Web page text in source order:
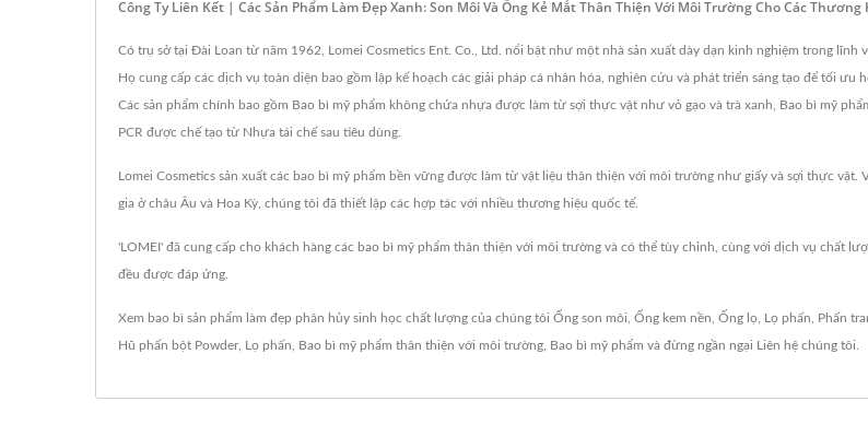
Công Ty Liên Kết | Các Sản Phẩm Làm Đẹp Xanh: Son Môi Và Ống Kẻ Mắt Thân Thiện Với Môi Trường Cho Các
Có trụ sở tại Đài Loan từ năm 1962, Lomei Cosmetics Ent. Co., Ltd. nổi bật như một nhà sản xuất dày dạn kinh nghiệm trong
Họ cung cấp các dịch vụ toàn diện bao gồm lập kế hoạch các giải pháp cá nhân hóa, nghiên cứu và phát triển sáng tạo để tối
Các sản phẩm chính bao gồm Bao bì mỹ phẩm không chứa nhựa được làm từ sợi thực vật như vỏ gạo và trà xanh, Bao bì mỹ
PCR được chế tạo từ Nhựa tái chế sau tiêu dùng.
Lomei Cosmetics sản xuất các bao bì mỹ phẩm bền vững được làm từ vật liệu thân thiện với môi trường như giấy và sợi thực
gia ở châu Âu và Hoa Kỳ, chúng tôi đã thiết lập các hợp tác với nhiều thương hiệu quốc tế.
'LOMEI' đã cung cấp cho khách hàng các bao bì mỹ phẩm thân thiện với môi trường và có thể tùy chỉnh, cùng với dịch vụ chất
đều được đáp ứng.
Xem bao bì sản phẩm làm đẹp phân hủy sinh học chất lượng của chúng tôi Ống son môi Ống kem nền Ống lọ Lọ phấn Phấn
Hũ phấn bột Powder, Lọ phấn Bao bì mỹ phẩm thân thiện với môi trường Bao bì mỹ phẩm và đừng ngần ngại Liên hệ chúng tôi